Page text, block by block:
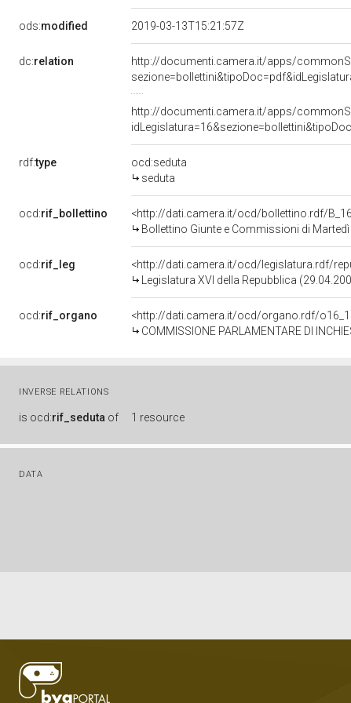
ods:modified 2019-03-13T15:21:57Z
dc:relation
http://documenti.camera.it/apps/
http://documenti.camera.it/apps/
rdf:type
ocd:seduta
seduta
ocd:rif_bollettino
<http://dati.camera.it/ocd/bollettino.rdf/
Bollettino Giunte e Commissioni di
ocd:rif_leg
<http://dati.camera.it/ocd/legislatura.rdf/
Legislatura XVI della Repubblica
ocd:rif_organo
<http://dati.camera.it/ocd/organo.rdf/
COMMISSIONE PARLAMENTARE DI
INVERSE RELATIONS
is ocd:rif_seduta of 1 resource
DATA